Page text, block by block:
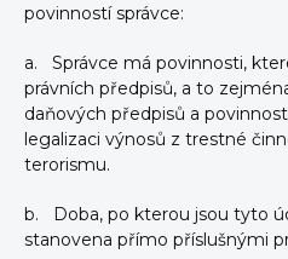
povinností správce:
a. Správce má povinnosti,
právních předpisů, a to
daňových předpisů a
legalizaci výnosů z trestné
terorismu.
b. Doba, po kterou jsou tyto
stanovena přímo příslušnými